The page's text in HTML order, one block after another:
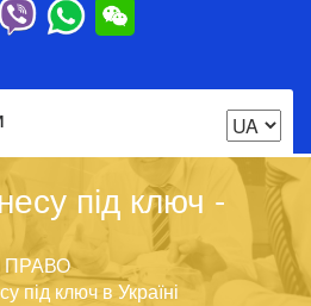
під ключ -
під ключ в Україні